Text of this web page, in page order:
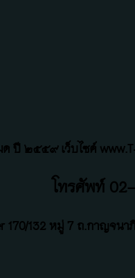
ปี ๒๕๕๙ เว็บไซค์
โทรศัพท์
170/132 หมู่ 7 ถ.กาญจนา